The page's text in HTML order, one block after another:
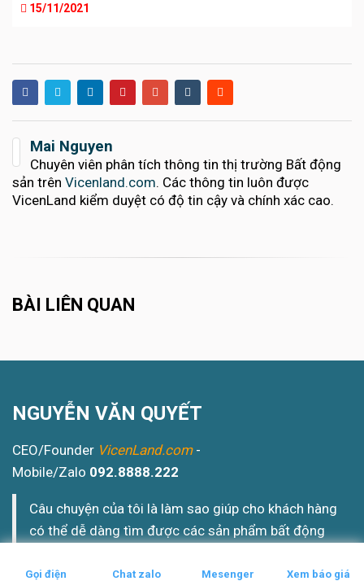
15/11/2021
Mai Nguyen
Chuyên viên phân tích thông tin thị trường Bất động
sản trên Vicenland.com. Các thông tin luôn được
VicenLand kiểm duyệt có độ tin cậy và chính xác cao.
BÀI LIÊN QUAN
NGUYỄN VĂN QUYẾT
CEO/Founder VicenLand.com-
Mobile/Zalo 092.8888.222
Câu chuyện của tôi là làm sao giúp cho khách hàng
có thể dễ dàng tìm được các sản phẩm bất động
"Mua nhà dễ dàng & Đầu tư thông minh
Gọi điện Chat zalo Mesenger Xem báo giá